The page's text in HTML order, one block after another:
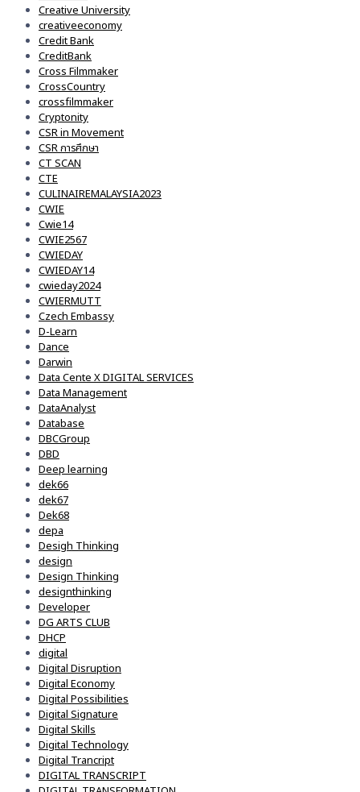
Creative University
creativeeconomy
Credit Bank
CreditBank
Cross Filmmaker
CrossCountry
crossfilmmaker
Cryptonity
CSR in Movement
CSR การศึกษา
CT SCAN
CTE
CULINAIREMALAYSIA2023
CWIE
Cwie14
CWIE2567
CWIEDAY
CWIEDAY14
cwieday2024
CWIERMUTT
Czech Embassy
D-Learn
Dance
Darwin
Data Cente X DIGITAL SERVICES
Data Management
DataAnalyst
Database
DBCGroup
DBD
Deep learning
dek66
dek67
Dek68
depa
Desigh Thinking
design
Design Thinking
designthinking
Developer
DG ARTS CLUB
DHCP
digital
Digital Disruption
Digital Economy
Digital Possibilities
Digital Signature
Digital Skills
Digital Technology
Digital Trancript
DIGITAL TRANSCRIPT